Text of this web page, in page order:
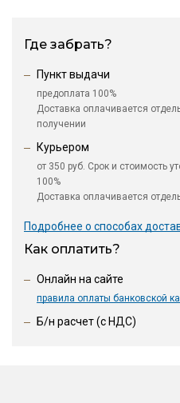
Где забрать?
Пункт выдачи
предоплата 100%
Доставка оплачивается
получении
Курьером
от 350 руб. Срок и стоимость
100%
Доставка оплачивается
Подробнее о способах
Как оплатить?
Онлайн на сайте
правила оплаты банковской
Б/н расчет (c НДС)